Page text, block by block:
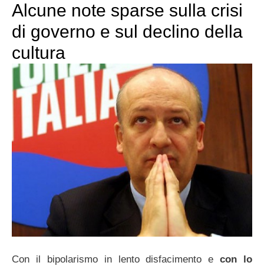
Alcune note sparse sulla crisi
di governo e sul declino della
cultura
Con il bipolarismo in lento disfacimento econ lo